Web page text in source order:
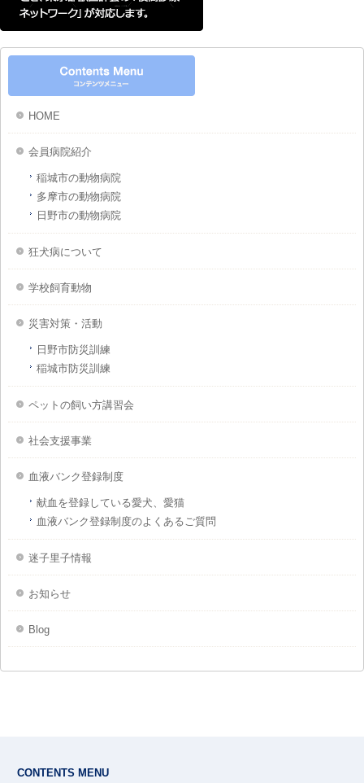
HOME
会員病院紹介
稲城市の動物病院
多摩市の動物病院
日野市の動物病院
狂犬病について
学校飼育動物
災害対策・活動
日野市防災訓練
稲城市防災訓練
ペットの飼い方講習会
社会支援事業
血液バンク登録制度
献血を登録している愛犬、愛猫
血液バンク登録制度のよくあるご質問
迷子里子情報
お知らせ
Blog
CONTENTS MENU